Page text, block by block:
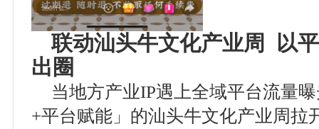
联动汕头牛文化产业周
以
出圈
当地方产业IP遇上全域平台流量
+平台赋能」的汕头牛文化产业周拉